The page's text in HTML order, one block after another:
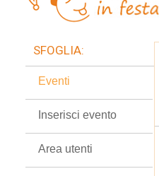
SFOGLIA:
Eventi
Inserisci evento
Area utenti